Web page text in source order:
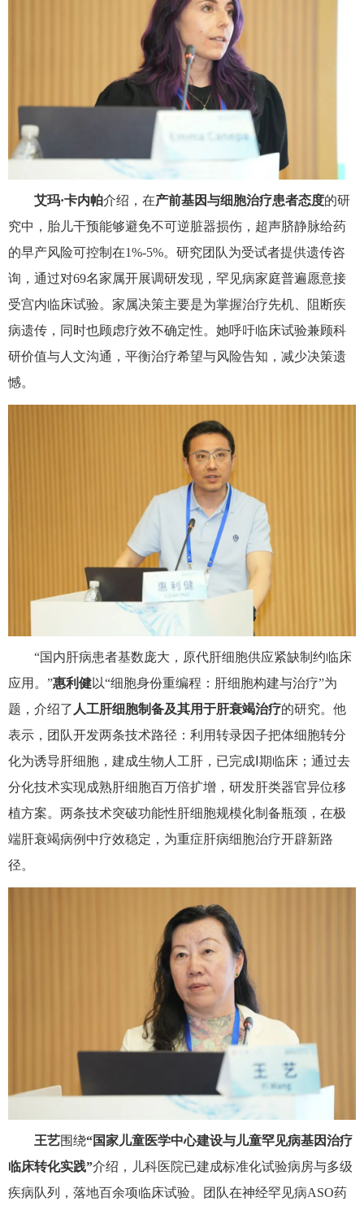
艾玛·卡内帕介绍，在产前基因与细胞治疗患者态度的研
究中，胎儿干预能够避免不可逆脏器损伤，超声脐静脉给药
的早产风险可控制在1%-5%。研究团队为受试者提供遗传咨
询，通过对69名家属开展调研发现，罕见病家庭普遍愿意接
受宫内临床试验。家属决策主要是为掌握治疗先机、阻断疾
病遗传，同时也顾虑疗效不确定性。她呼吁临床试验兼顾科
研价值与人文沟通，平衡治疗希望与风险告知，减少决策遗
憾。
“国内肝病患者基数庞大，原代肝细胞供应紧缺制约临床
应用。”惠利健以“细胞身份重编程：肝细胞构建与治疗”为
题，介绍了 人工肝细胞制备及其用于肝衰竭治疗的研究。他
表示，团队开发两条技术路径：利用转录因子把体细胞转分
化为诱导肝细胞，建成生物人工肝，已完成Ⅰ期临床；通过去
分化技术实现成熟肝细胞百万倍扩增，研发肝类器官异位移
植方案。两条技术突破功能性肝细胞规模化制备瓶颈，在极
端肝衰竭病例中疗效稳定，为重症肝病细胞治疗开辟新路
径。
王艺围绕“国家儿童医学中心建设与儿童罕见病基因治疗
临床转化实践”介绍，儿科医院已建成标准化试验病房与多级
疾病队列，落地百余项临床试验。团队在神经罕见病ASO药